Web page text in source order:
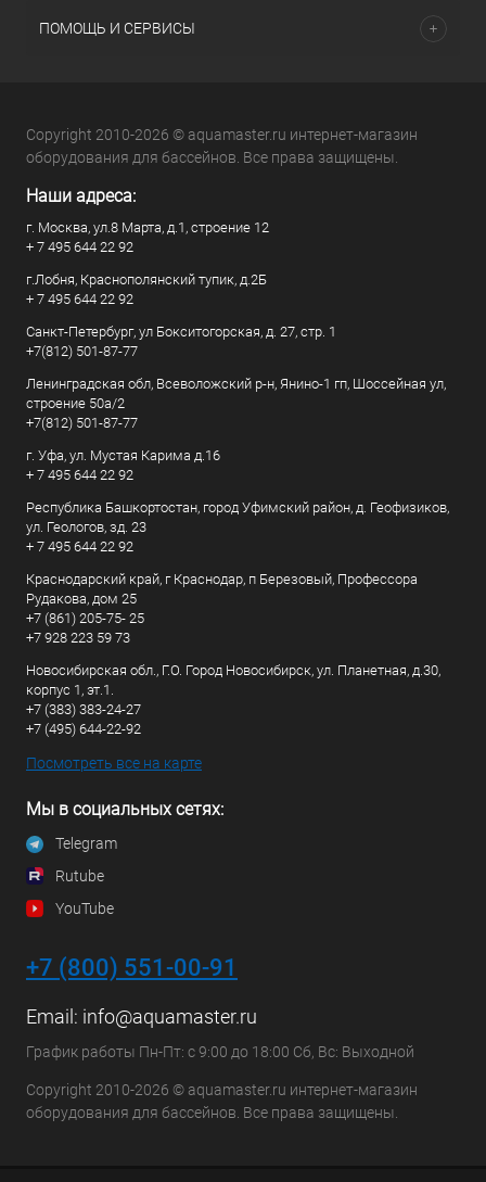
ПОМОЩЬ И СЕРВИСЫ
Copyright 2010-2026 © aquamaster.ru интернет-магазин
оборудования для бассейнов. Все права защищены.
Наши адреса:
г. Москва, ул.8 Марта, д.1, строение 12
+ 7 495 644 22 92
г.Лобня, Краснополянский тупик, д.2Б
+ 7 495 644 22 92
Санкт-Петербург, ул Бокситогорская, д. 27, стр. 1
+7(812) 501-87-77
Ленинградская обл, Всеволожский р-н, Янино-1 гп, Шоссейная ул,
строение 50а/2
+7(812) 501-87-77
г. Уфа, ул. Мустая Карима д.16
+ 7 495 644 22 92
Республика Башкортостан, город Уфимский район, д. Геофизиков,
ул. Геологов, зд. 23
+ 7 495 644 22 92
Краснодарский край, г Краснодар, п Березовый, Профессора
Рудакова, дом 25
+7 (861) 205-75- 25
+7 928 223 59 73
Новосибирская обл., Г.О. Город Новосибирск, ул. Планетная, д.30,
корпус 1, эт.1.
+7 (383) 383-24-27
+7 (495) 644-22-92
Посмотреть все на карте
Мы в социальных сетях:
Telegram
Rutube
YouTube
+7 (800) 551-00-91
Email: info@aquamaster.ru
График работы Пн-Пт: с 9:00 до 18:00 Сб, Вс: Выходной
Copyright 2010-2026 © aquamaster.ru интернет-магазин
оборудования для бассейнов. Все права защищены.